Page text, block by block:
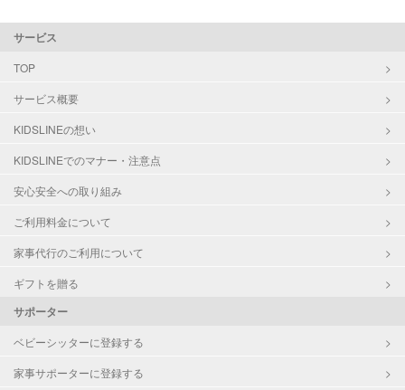
サービス
TOP
サービス概要
KIDSLINEの想い
KIDSLINEでのマナー・注意点
安心安全への取り組み
ご利用料金について
家事代行のご利用について
ギフトを贈る
サポーター
ベビーシッターに登録する
家事サポーターに登録する